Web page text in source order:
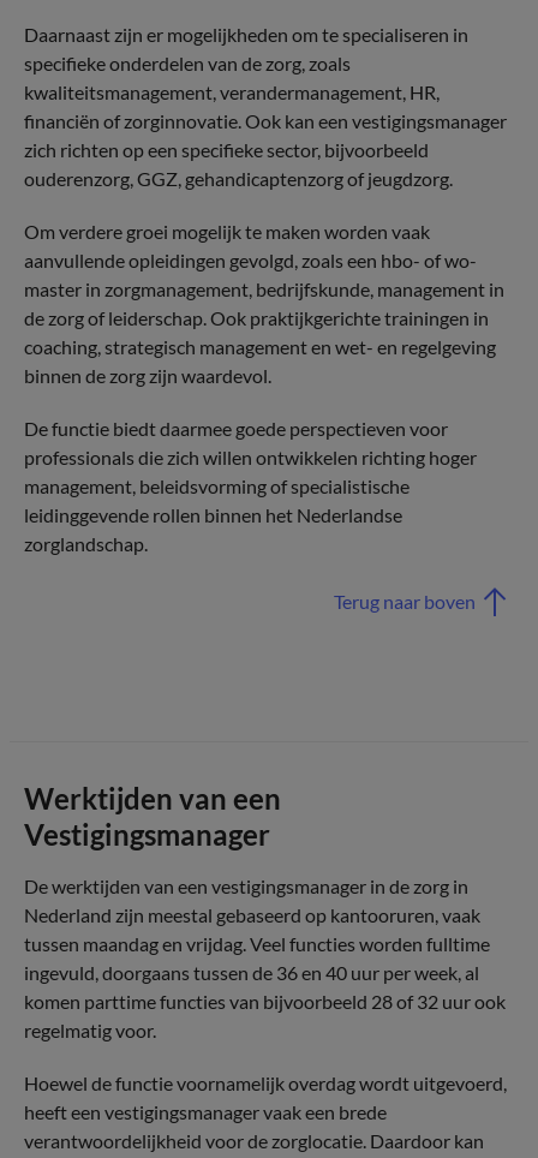
Daarnaast zijn er mogelijkheden om te specialiseren in
specifieke onderdelen van de zorg, zoals
kwaliteitsmanagement, verandermanagement, HR,
financiën of zorginnovatie. Ook kan een vestigingsmanager
zich richten op een specifieke sector, bijvoorbeeld
ouderenzorg, GGZ, gehandicaptenzorg of jeugdzorg.
Om verdere groei mogelijk te maken worden vaak
aanvullende opleidingen gevolgd, zoals een hbo- of wo-
master in zorgmanagement, bedrijfskunde, management in
de zorg of leiderschap. Ook praktijkgerichte trainingen in
coaching, strategisch management en wet- en regelgeving
binnen de zorg zijn waardevol.
De functie biedt daarmee goede perspectieven voor
professionals die zich willen ontwikkelen richting hoger
management, beleidsvorming of specialistische
leidinggevende rollen binnen het Nederlandse
zorglandschap.
Terug naar boven
Werktijden van een
Vestigingsmanager
De werktijden van een vestigingsmanager in de zorg in
Nederland zijn meestal gebaseerd op kantooruren, vaak
tussen maandag en vrijdag. Veel functies worden fulltime
ingevuld, doorgaans tussen de 36 en 40 uur per week, al
komen parttime functies van bijvoorbeeld 28 of 32 uur ook
regelmatig voor.
Hoewel de functie voornamelijk overdag wordt uitgevoerd,
heeft een vestigingsmanager vaak een brede
verantwoordelijkheid voor de zorglocatie. Daardoor kan